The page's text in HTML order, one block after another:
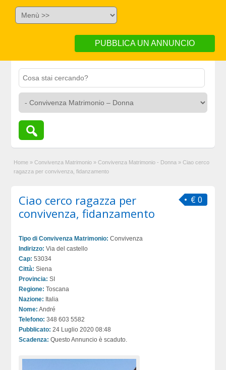
PUBBLICA UN ANNUNCIO
Home » Convivenza Matrimonio » Convivenza Matrimonio - Donna » Ciao cerco
ragazza per convivenza, fidanzamento
€ 0
Ciao cerco ragazza per
convivenza, fidanzamento
Tipo di Convivenza Matrimonio: Convivenza
Indirizzo: Via del castello
Cap: 53034
Città: Siena
Provincia: SI
Regione: Toscana
Nazione: Italia
Nome: André
Telefono: 348 603 5582
Pubblicato: 24 Luglio 2020 08:48
Scadenza: Questo Annuncio è scaduto.